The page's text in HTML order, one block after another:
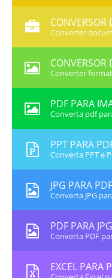
CONVERSOR
Converter
CONVERSOR
Converter
PDF PARA
Converta pdf
PPT PARA
Converta PPT e
JPG PARA PDF
Converta JPG
PDF PARA JPG
Converta PDF
EXCEL PARA